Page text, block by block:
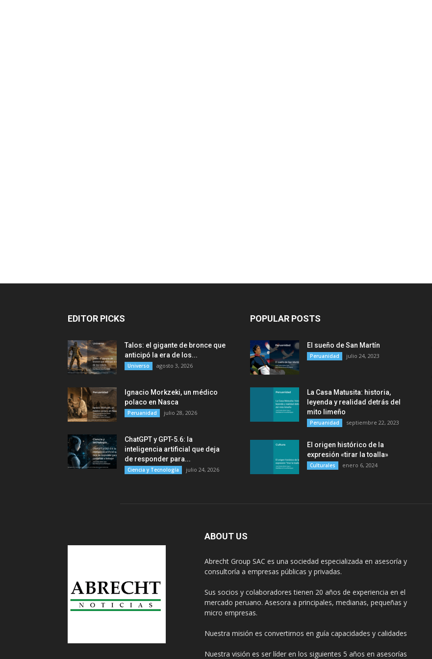
EDITOR PICKS
Talos: el gigante de bronce que
anticipó la era de los...
Universo agosto 3, 2026
Ignacio Morkzeki, un médico
polaco en Nasca
Peruanidad julio 28, 2026
ChatGPT y GPT-5.6: la
inteligencia artificial que deja
de responder para...
Ciencia y Tecnología julio 24, 2026
POPULAR POSTS
El sueño de San Martín
Peruanidad julio 24, 2023
La Casa Matusita: historia,
leyenda y realidad detrás del
mito limeño
Peruanidad septiembre 22, 2023
El origen histórico de la
expresión «tirar la toalla»
Culturales enero 6, 2024
ABOUT US
Abrecht Group SAC es una sociedad especializada en asesoría y
consultoría a empresas públicas y privadas.
Sus socios y colaboradores tienen 20 años de experiencia en el
mercado peruano. Asesora a principales, medianas, pequeñas y
micro empresas.
Nuestra misión es convertirnos en guía capacidades y calidades
Nuestra visión es ser líder en los siguientes 5 años en asesorías